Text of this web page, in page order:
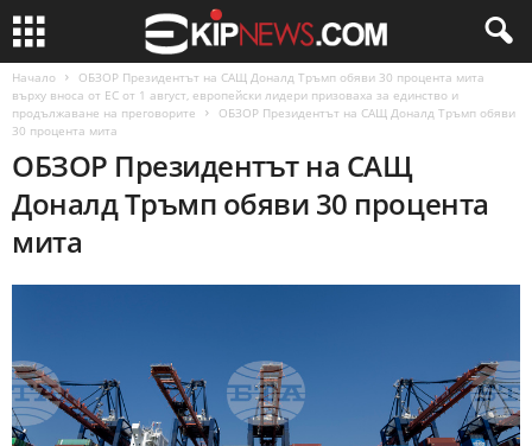
Начало
ОБЗОР Президентът на САЩ Доналд Тръмп обяви 30 процента мита
върху вноса от ЕС от 1 август, европейски лидери призоваха за единство и
продължаване на преговорите
ОБЗОР Президентът на САЩ Доналд Тръмп обяви
30 процента мита
ОБЗОР Президентът на САЩ
Доналд Тръмп обяви 30 процента
мита